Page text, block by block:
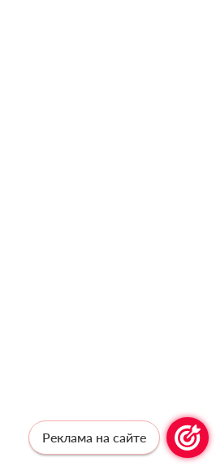
Реклама на сайте